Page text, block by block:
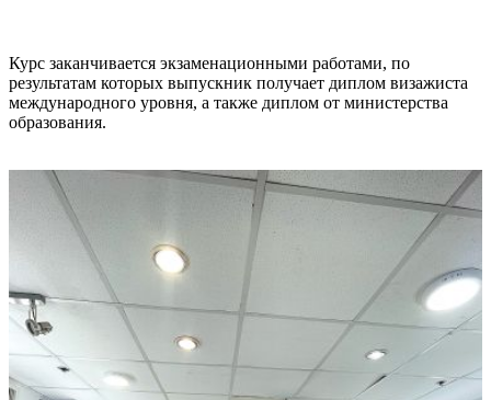
Курс заканчивается экзаменационными работами, по
результатам которых выпускник получает диплом визажиста
международного уровня, а также диплом от министерства
образования.